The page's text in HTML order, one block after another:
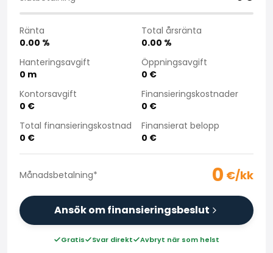
Köpa bil på distans
Saka Select
Nyheter och kampanjer
Företag
Administration
Inköpsteam
Kontakta oss
Rekrytering
Faktureringsinformation
För media
Reklamationer
Ränta
0.00 %
Total årsränta
0.00 %
Hanteringsavgift
0 m
Öppningsavgift
0 €
Kontorsavgift
0 €
Finansieringskostnader
0 €
Total finansieringskostnad
0 €
Finansierat belopp
0 €
Månadsbetalning* 0 €/kk
Ansök om finansieringsbeslut
Gratis Svar direkt
Avbryt när som helst